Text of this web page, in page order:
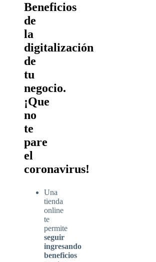
Beneficios
de
la
digitalización
de
tu
negocio.
¡Que
no
te
pare
el
coronavirus!
Una
tienda
online
te
permite
seguir
ingresando
beneficios